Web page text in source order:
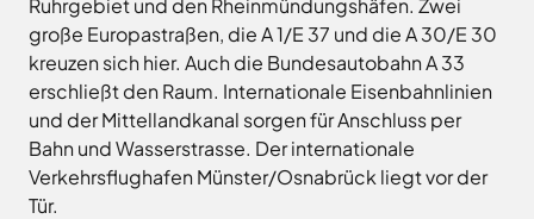
Ruhrgebiet und den Rheinmündungshäfen. Zwei
große Europastraßen, die A 1/E 37 und die A 30/E 30
kreuzen sich hier. Auch die Bundesautobahn A 33
erschließt den Raum. Internationale Eisenbahnlinien
und der Mittellandkanal sorgen für Anschluss per
Bahn und Wasserstrasse. Der internationale
Verkehrsflughafen Münster/Osnabrück liegt vor der
Tür.
Osnabrücker
Land
GmbH
Verkehrsgesellschaft
Landkreis
Osnabrück
Volkshochschule
Osnabrücker
aufrufen
Bohmte
Bramsche
Dissen
Fürstenau
Georgsmarienhütte
Glandorf